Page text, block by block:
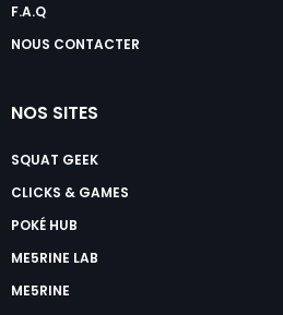
F.A.Q
NOUS CONTACTER
NOS SITES
SQUAT GEEK
CLICKS & GAMES
POKÉ HUB
ME5RINE LAB
ME5RINE